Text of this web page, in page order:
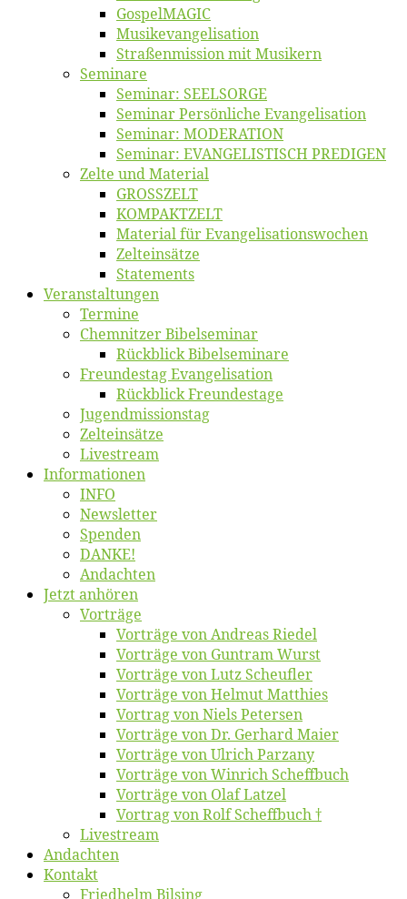
Gos­pel­MA­GIC
Musikevan­ge­li­sa­tion
Straßenmis­sion mit Musikern
Se­mi­na­re
Se­mi­nar: SEELSORGE
Se­mi­nar Per­sön­li­che Evangelisation
Se­mi­nar: MODERATION
Se­mi­nar: EVANGELISTISCH PREDIGEN
Zel­te und Material
GROSSZELT
KOMPAKTZELT
Ma­te­ri­al für Evangelisationswochen
Zelt­ein­sät­ze
State­ments
Ver­an­stal­tun­gen
Ter­mi­ne
Chemnit­zer Bibelseminar
Rück­blick Bibelseminare
Freun­des­tag Evangelisation
Rück­blick Freundestage
Jugend­mis­sions­tag
Zelt­ein­sät­ze
Live­stream
Informatio­nen
INFO
News­let­ter
Spen­den
DANKE!
An­dach­ten
Jetzt an­hö­ren
Vor­trä­ge
Vor­trä­ge von An­dre­as Riedel
Vor­trä­ge von Gun­tram Wurst
Vor­trä­ge von Lutz Scheufler
Vor­trä­ge von Hel­mut Matthies
Vor­trag von Niels Petersen
Vor­trä­ge von Dr. Ger­hard Maier
Vor­trä­ge von Ul­rich Parzany
Vor­trä­ge von Win­rich Scheffbuch
Vor­trä­ge von Olaf Latzel
Vor­trag von Rolf Scheffbuch †
Live­stream
An­dach­ten
Kon­takt
Fried­helm Bilsing